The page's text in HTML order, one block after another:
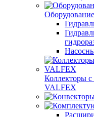
Коллекторы
VALFEX